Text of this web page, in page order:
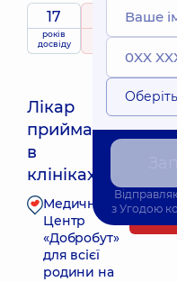
17
років
досвіду
5 / 5
рейтинг
Лікар
приймає
в
клініках:
Найближчий
Медичний
Центр
«Добробут»
для всієї
родини на
з Угодою